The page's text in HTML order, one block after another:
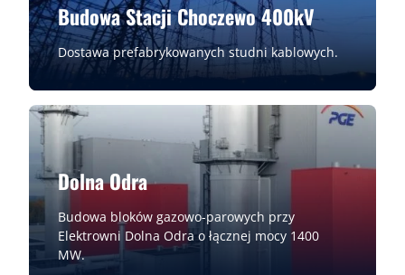
Budowa Stacji Choczewo 400kV
Dostawa prefabrykowanych studni kablowych.
Dolna Odra
Budowa bloków gazowo-parowych przy
Elektrowni Dolna Odra o łącznej mocy 1400
MW.